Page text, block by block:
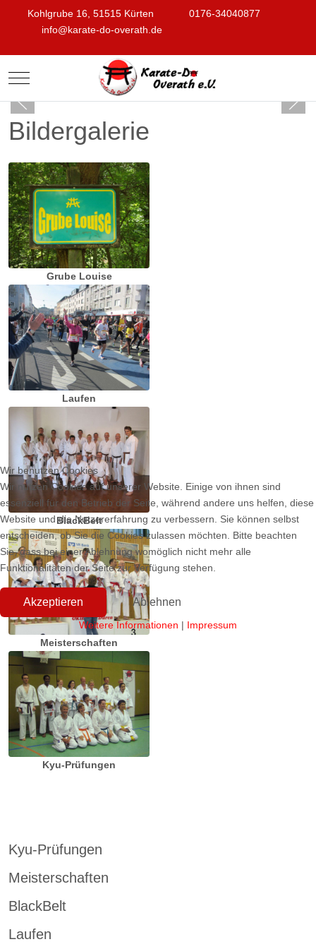
Kohlgrube 16, 51515 Kürten
0176-34040877
info@karate-do-overath.de
Mobile Menu Toggle
Bildergalerie
Grube Louise
Laufen
BlackBelt
Meisterschaften
Kyu-Prüfungen
Kyu-Prüfungen
Meisterschaften
BlackBelt
Laufen
Wir benutzen Cookies
Wir nutzen Cookies auf unserer Website. Einige von ihnen sind
essenziell für den Betrieb der Seite, während andere uns helfen, diese
Website und die Nutzererfahrung zu verbessern. Sie können selbst
entscheiden, ob Sie die Cookies zulassen möchten. Bitte beachten
Sie, dass bei einer Ablehnung womöglich nicht mehr alle
Funktionalitäten der Seite zur Verfügung stehen.
Akzeptieren Ablehnen
Weitere Informationen | Impressum